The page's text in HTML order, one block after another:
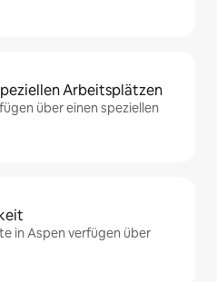
Arbeitsplätzen
über einen speziellen
in Aspen verfügen über